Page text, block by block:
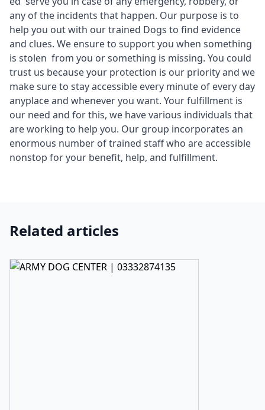
any of the incidents that happen. Our purpose is to
help you out with our trained Dogs to find evidence
and clues. We ensure to support you when something
is stolen from you or something is missing. You could
trust us because your protection is our priority and we
make sure to stay accessible every minute of every day
anyplace and whenever you want. Your fulfillment is
our need and for this, we have various individuals that
are working to help you. Our group incorporates an
enormous number of trained staff who are accessible
nonstop for your benefit, help, and fulfillment.
Related articles